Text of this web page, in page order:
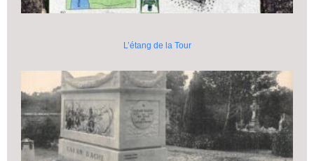
L’étang de la Tour